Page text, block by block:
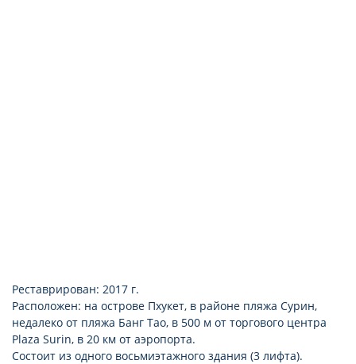
Реставрирован: 2017 г.
Расположен: на острове Пхукет, в районе пляжа Сурин,
недалеко от пляжа Банг Тао, в 500 м от торгового центра
Plaza Surin, в 20 км от аэропорта.
Состоит из одного восьмиэтажного здания (3 лифта).